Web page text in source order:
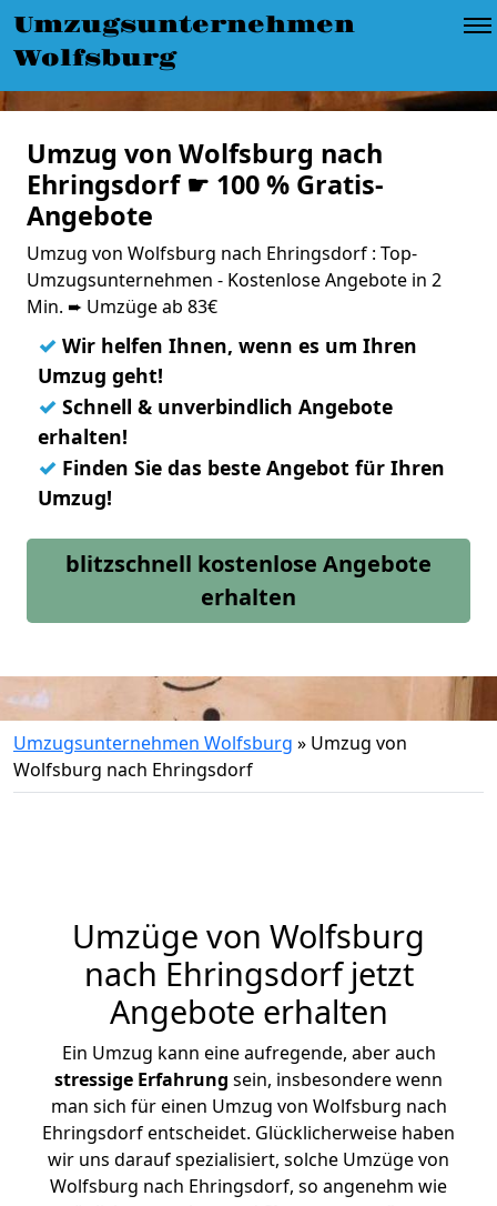
Umzugsunternehmen
Wolfsburg
Umzug von Wolfsburg nach
Ehringsdorf ☛ 100 % Gratis-
Angebote
Umzug von Wolfsburg nach Ehringsdorf : Top-
Umzugsunternehmen - Kostenlose Angebote in 2
Min. ➨ Umzüge ab 83€
✓ Wir helfen Ihnen, wenn es um Ihren
Umzug geht!
✓ Schnell & unverbindlich Angebote
erhalten!
✓ Finden Sie das beste Angebot für Ihren
Umzug!
blitzschnell kostenlose Angebote
erhalten
Umzugsunternehmen Wolfsburg » Umzug von
Wolfsburg nach Ehringsdorf
Umzüge von Wolfsburg
nach Ehringsdorf jetzt
Angebote erhalten
Ein Umzug kann eine aufregende, aber auch
stressige Erfahrung sein, insbesondere wenn
man sich für einen Umzug von Wolfsburg nach
Ehringsdorf entscheidet. Glücklicherweise haben
wir uns darauf spezialisiert, solche Umzüge von
Wolfsburg nach Ehringsdorf, so angenehm wie